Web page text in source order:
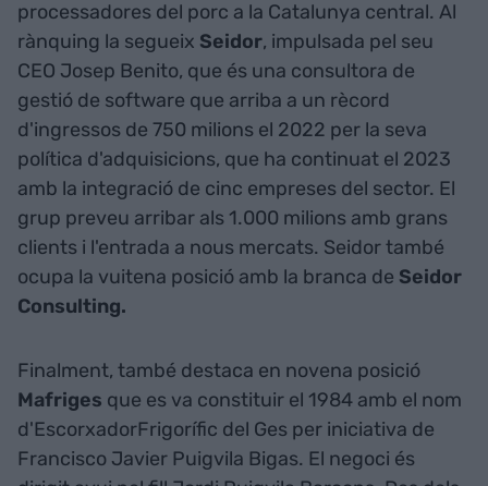
processadores del porc a la Catalunya central. Al
rànquing la segueix Seidor, impulsada pel seu
CEO Josep Benito, que és una consultora de
gestió de software que arriba a un rècord
d'ingressos de 750 milions el 2022 per la seva
política d'adquisicions, que ha continuat el 2023
amb la integració de cinc empreses del sector. El
grup preveu arribar als 1.000 milions amb grans
clients i l'entrada a nous mercats. Seidor també
ocupa la vuitena posició amb la branca de Seidor
Consulting.
Finalment, també destaca en novena posició
Mafriges que es va constituir el 1984 amb el nom
d'EscorxadorFrigorífic del Ges per iniciativa de
Francisco Javier Puigvila Bigas. El negoci és